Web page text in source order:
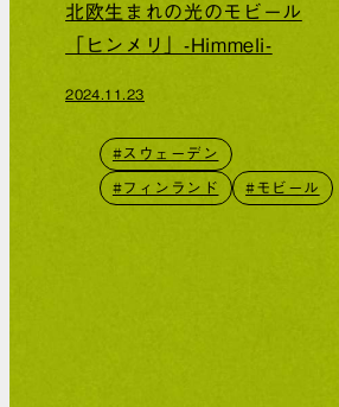
北欧生まれの光のモビール
「ヒンメリ」-Himmeli-
2024.11.23
#スウェーデン
#フィンランド #モビール